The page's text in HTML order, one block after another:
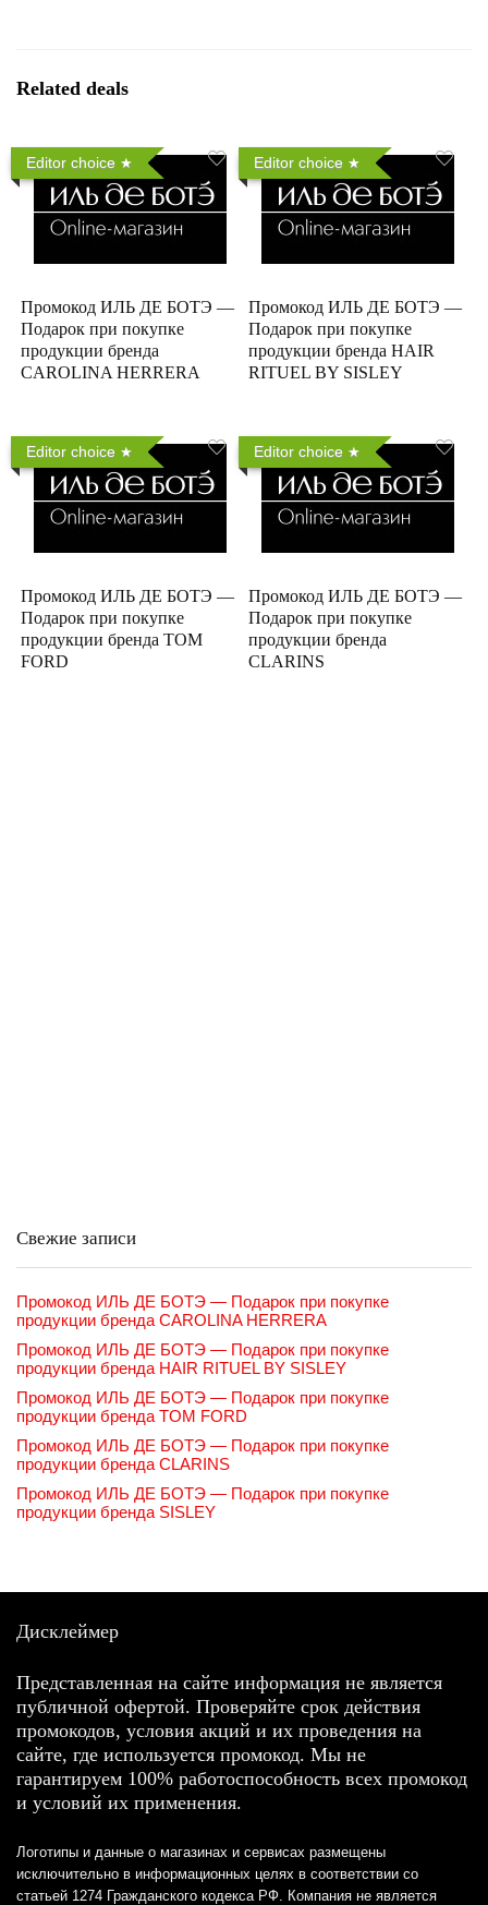
Related deals
Editor choice
Промокод ИЛЬ ДЕ БОТЭ —
Подарок при покупке
продукции бренда
CAROLINA HERRERA
Editor choice
Промокод ИЛЬ ДЕ БОТЭ —
Подарок при покупке
продукции бренда HAIR
RITUEL BY SISLEY
Editor choice
Промокод ИЛЬ ДЕ БОТЭ —
Подарок при покупке
продукции бренда TOM
FORD
Editor choice
Промокод ИЛЬ ДЕ БОТЭ —
Подарок при покупке
продукции бренда
CLARINS
Свежие записи
Промокод ИЛЬ ДЕ БОТЭ — Подарок при покупке
продукции бренда CAROLINA HERRERA
Промокод ИЛЬ ДЕ БОТЭ — Подарок при покупке
продукции бренда HAIR RITUEL BY SISLEY
Промокод ИЛЬ ДЕ БОТЭ — Подарок при покупке
продукции бренда TOM FORD
Промокод ИЛЬ ДЕ БОТЭ — Подарок при покупке
продукции бренда CLARINS
Промокод ИЛЬ ДЕ БОТЭ — Подарок при покупке
продукции бренда SISLEY
Дисклеймер
Представленная на сайте информация не является
публичной офертой. Проверяйте срок действия
промокодов, условия акций и их проведения на
сайте, где используется промокод. Мы не
гарантируем 100% работоспособность всех промокод
и условий их применения.
Логотипы и данные о магазинах и сервисах размещены
исключительно в информационных целях в соответствии со
статьей 1274 Гражданского кодекса РФ. Компания не является